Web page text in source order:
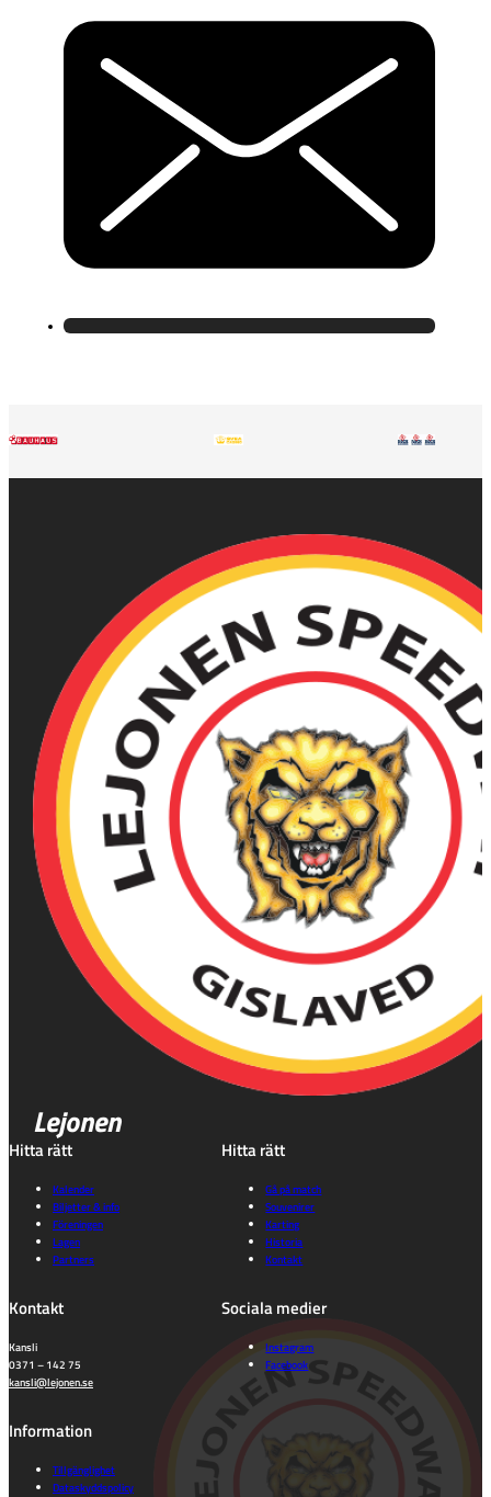
Lejonen
Hitta rätt
Kalender
Biljetter & info
Föreningen
Lagen
Partners
Hitta rätt
Gå på match
Souvenirer
Karting
Historia
Kontakt
Kontakt
Kansli
0371 – 142 75
kansli@lejonen.se
Sociala medier
Instagram
Facebook
Information
Tillgänglighet
Dataskyddspolicy